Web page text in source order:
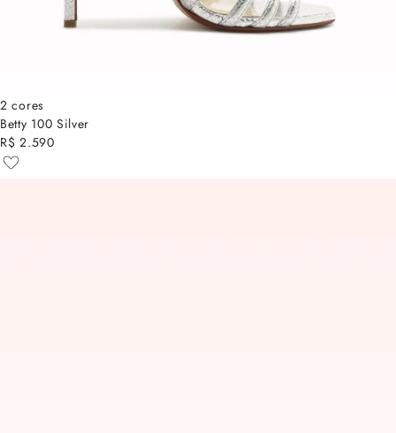
2 cores
Betty 100 Silver
R$ 2.590